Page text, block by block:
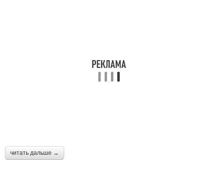
читать дальше →